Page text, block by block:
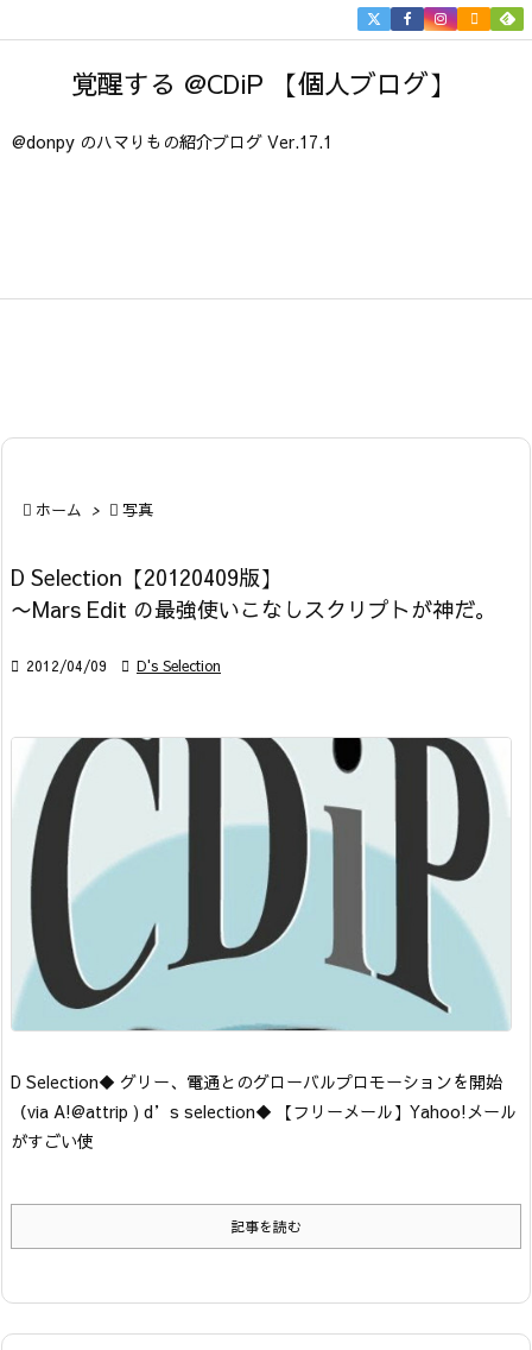
覚醒する @CDiP 【個人ブログ】
@donpy のハマりもの紹介ブログ Ver.17.1


 ホーム >  写真
D Selection【20120409版】
〜Mars Edit の最強使いこなしスクリプトが神だ。
 2012/04/09  D's Selection
D Selection◆ グリー、電通とのグローバルプロモーションを開始
（via A!@attrip ) d’s selection◆ 【フリーメール】Yahoo!メール
がすごい使
記事を読む